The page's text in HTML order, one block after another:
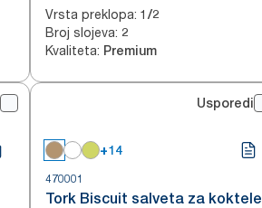
Vrsta preklopa: 1/2
Broj slojeva: 2
Kvaliteta: Premium
Usporedi
+14
470001
Tork Biscuit salveta za koktele